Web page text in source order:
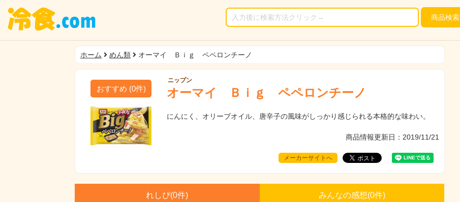
商品検索
ホーム めん類 オーマイ Ｂｉｇ ペペロンチーノ
おすすめ (0件)
ニップン
オーマイ Ｂｉｇ ペペロンチーノ
にんにく、オリーブオイル、唐辛子の風味がしっかり感じられる本格的な味わい。
商品情報更新日：2019/11/21
メーカーサイトへ
れしぴ(0件) みんなの感想(0件)